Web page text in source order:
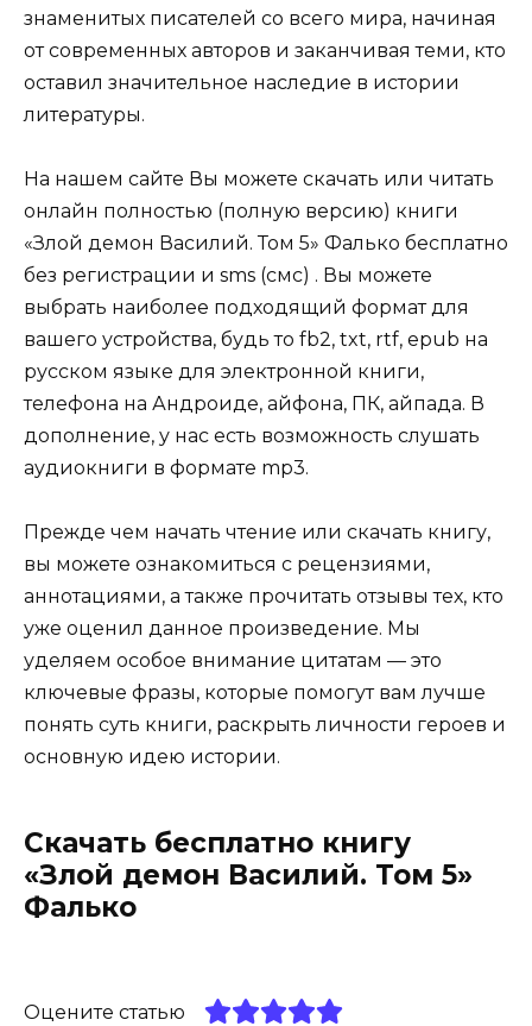
знаменитых писателей со всего мира, начиная
от современных авторов и заканчивая теми, кто
оставил значительное наследие в истории
литературы.
На нашем сайте Вы можете скачать или читать
онлайн полностью (полную версию) книги
«Злой демон Василий. Том 5» Фалько бесплатно
без регистрации и sms (смс) . Вы можете
выбрать наиболее подходящий формат для
вашего устройства, будь то fb2, txt, rtf, epub на
русском языке для электронной книги,
телефона на Андроиде, айфона, ПК, айпада. В
дополнение, у нас есть возможность слушать
аудиокниги в формате mp3.
Прежде чем начать чтение или скачать книгу,
вы можете ознакомиться с рецензиями,
аннотациями, а также прочитать отзывы тех, кто
уже оценил данное произведение. Мы
уделяем особое внимание цитатам — это
ключевые фразы, которые помогут вам лучше
понять суть книги, раскрыть личности героев и
основную идею истории.
Скачать бесплатно книгу
«Злой демон Василий. Том 5»
Фалько
Оцените статью